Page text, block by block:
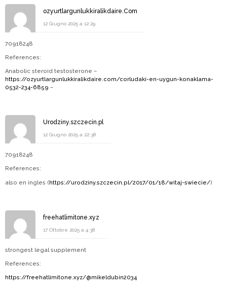
ozyurtlargunlukkiralikdaire.Com
12 Giugno 2025 a 12:29
70918248
References:
Anabolic steroid testosterone –
https://ozyurtlargunlukkiralikdaire.com/corludaki-en-uygun-konaklama-
0532-234-6859 –
Urodziny.szczecin.pl
12 Giugno 2025 a 22:38
70918248
References:
also en ingles (https://urodziny.szczecin.pl/2017/01/18/witaj-swiecie/)
freehatlimitone.xyz
17 Ottobre 2025 a 4:38
strongest legal supplement
References:
https://freehatlimitone.xyz/@mikeldubin2034